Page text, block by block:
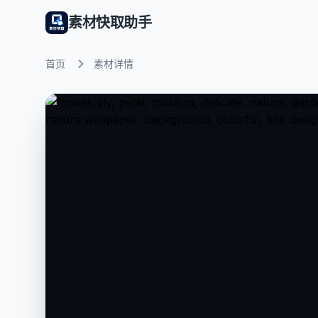
素材快取助手
首页 素材详情